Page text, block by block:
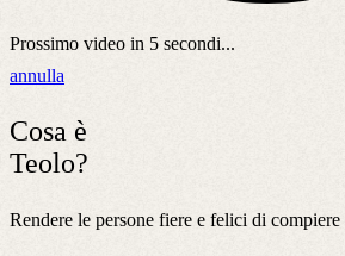
Prossimo video in 5 secondi...
annulla
Cosa è
Teolo?
Rendere le persone fiere e felici di compiere